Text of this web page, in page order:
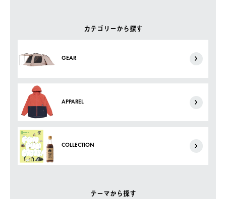
カテゴリーから探す
GEAR
APPAREL
COLLECTION
テーマから探す